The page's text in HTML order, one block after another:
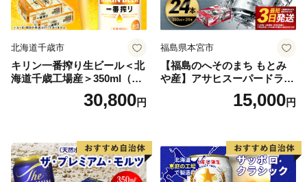
北海道千歳市
キリン一番搾り生ビール＜北
海道千歳工場産＞350ml（24
30,800円
福島県本宮市
【福島のへそのまち もとみ
や産】アサヒスーパードライ
350ml×24本 合計8.4L 1ケー
ス アルコール度数5% 缶ビー
口 送料無料 カメイ 本宮市
【07214-0206】
15,000円